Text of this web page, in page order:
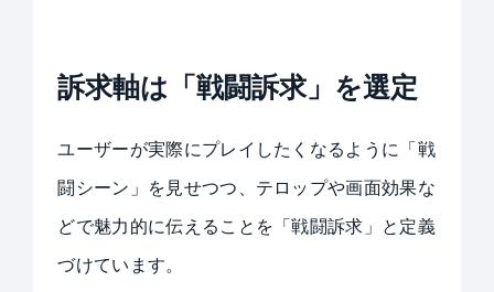
訴求軸は 「戦闘訴求」 を選定
ユーザーが実際にプレイしたくなるように「戦
闘シーン」を見せつつ、テロップや画面効果な
どで魅力的に伝えることを「戦闘訴求」と定義
づけています。